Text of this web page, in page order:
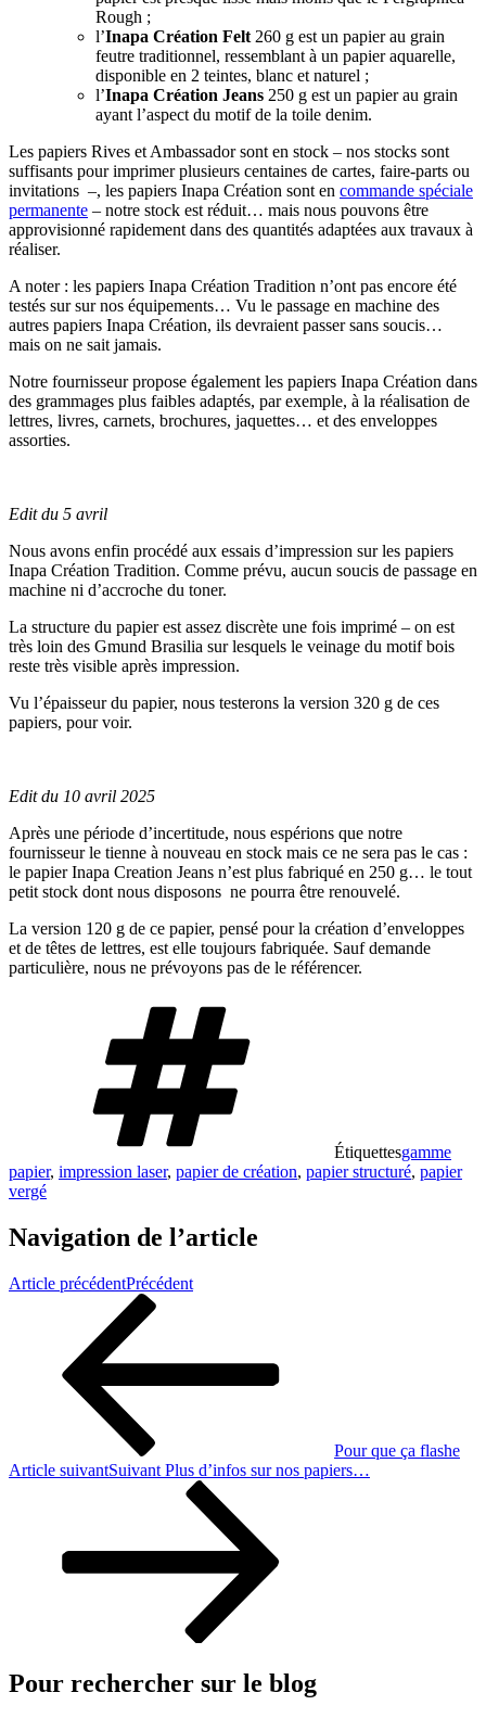
Rough ;
l’Inapa Création Felt 260 g est un papier au grain
feutre traditionnel, ressemblant à un papier aquarelle,
disponible en 2 teintes, blanc et naturel ;
l’Inapa Création Jeans 250 g est un papier au grain
ayant l’aspect du motif de la toile denim.
Les papiers Rives et Ambassador sont en stock – nos stocks sont
suffisants pour imprimer plusieurs centaines de cartes, faire-parts ou
invitations –, les papiers Inapa Création sont en commande spéciale
permanente – notre stock est réduit… mais nous pouvons être
approvisionné rapidement dans des quantités adaptées aux travaux à
réaliser.
A noter : les papiers Inapa Création Tradition n’ont pas encore été
testés sur sur nos équipements… Vu le passage en machine des
autres papiers Inapa Création, ils devraient passer sans soucis…
mais on ne sait jamais.
Notre fournisseur propose également les papiers Inapa Création dans
des grammages plus faibles adaptés, par exemple, à la réalisation de
lettres, livres, carnets, brochures, jaquettes… et des enveloppes
assorties.
Edit du 5 avril
Nous avons enfin procédé aux essais d’impression sur les papiers
Inapa Création Tradition. Comme prévu, aucun soucis de passage en
machine ni d’accroche du toner.
La structure du papier est assez discrète une fois imprimé – on est
très loin des Gmund Brasilia sur lesquels le veinage du motif bois
reste très visible après impression.
Vu l’épaisseur du papier, nous testerons la version 320 g de ces
papiers, pour voir.
Edit du 10 avril 2025
Après une période d’incertitude, nous espérions que notre
fournisseur le tienne à nouveau en stock mais ce ne sera pas le cas :
le papier Inapa Creation Jeans n’est plus fabriqué en 250 g… le tout
petit stock dont nous disposons ne pourra être renouvelé.
La version 120 g de ce papier, pensé pour la création d’enveloppes
et de têtes de lettres, est elle toujours fabriquée. Sauf demande
particulière, nous ne prévoyons pas de le référencer.
Étiquettesgamme
papier, impression laser, papier de création, papier structuré, papier
vergé
Navigation de l’article
Article précédentPrécédent
Pour que ça flashe
Article suivantSuivant Plus d’infos sur nos papiers…
Pour rechercher sur le blog